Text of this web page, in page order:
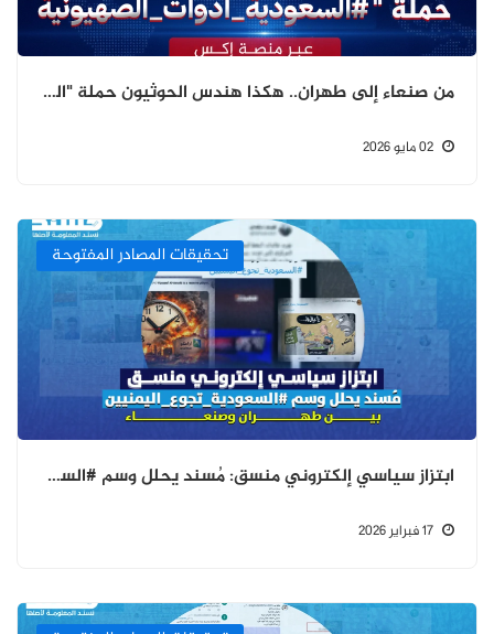
من صنعاء إلى طهران.. هكذا هندس الحوثيون حملة "السعودية أدوات الصهيونية" عبر منصة إكس
تحقيقات المصادر المفتوحة
ابتزاز سياسي إلكتروني منسق: مُسند يحلل وسم #السعودية_تجوع_اليمنيين بين طهران وصنعاء